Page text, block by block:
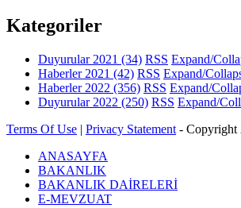
Kategoriler
Duyurular 2021 (34) RSS Expand/
Haberler 2021 (42) RSS Expand/
Haberler 2022 (356) RSS Expand/
Duyurular 2022 (250) RSS Expand/
Terms Of Use | Privacy Statement - Copyright
ANASAYFA
BAKANLIK
BAKANLIK DAİRELERİ
E-MEVZUAT